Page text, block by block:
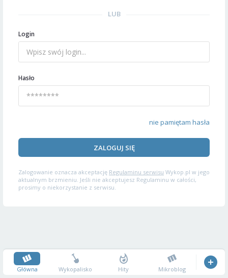
LUB
Login
Hasło
nie pamiętam hasła
ZALOGUJ SIĘ
Zalogowanie oznacza akceptację Regulaminu serwisu Wykop.pl w jego
aktualnym brzmieniu. Jeśli nie akceptujesz Regulaminu w całości,
prosimy o niekorzystanie z serwisu.
Główna Wykopalisko Hity Mikroblog